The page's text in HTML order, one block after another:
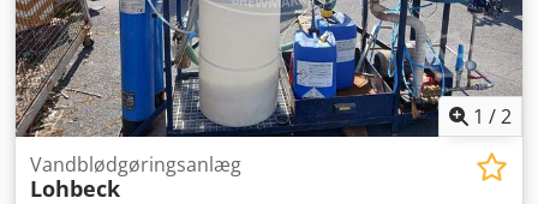
1 /2
Vandblødgøringsanlæg
Lohbeck